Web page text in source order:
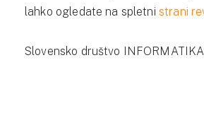
lahko ogledate na spletni strani
Slovensko društvo INFORMATIKA